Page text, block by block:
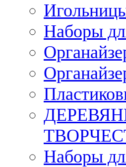
Наборы
Наборы